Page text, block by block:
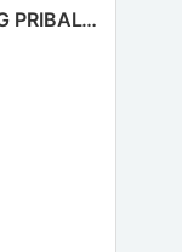
COSMOS SAINT-PETERSBURG PRIBALTIYSKAYA HOTEL (EX. PARK INN PRIBALTIYSKAYA)